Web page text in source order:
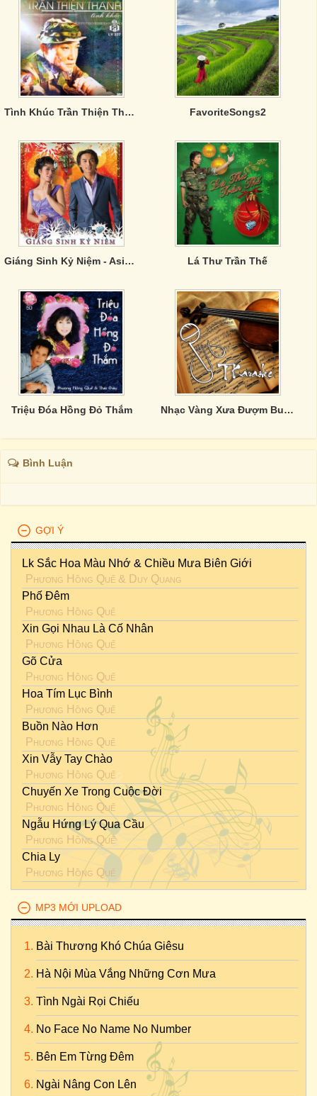
Tình Khúc Trần Thiện Thanh - CD3 FavoriteSongs2
Giáng Sinh Kỷ Niệm - Asia CD 325 Lá Thư Trần Thế
Triệu Đóa Hồng Đỏ Thắm Nhạc Vàng Xưa Đượm Buồn
Bình Luận
GỢI Ý
Lk Sắc Hoa Màu Nhớ & Chiều Mưa Biên Giới
Phương Hồng Quế & Duy Quang
Phố Đêm
Phương Hồng Quế
Xin Gọi Nhau Là Cố Nhân
Phương Hồng Quế
Gõ Cửa
Phương Hồng Quế
Hoa Tím Lục Bình
Phương Hồng Quế
Buồn Nào Hơn
Phương Hồng Quế
Xin Vẫy Tay Chào
Phương Hồng Quế
Chuyến Xe Trong Cuộc Đời
Phương Hồng Quế
Ngẫu Hứng Lý Qua Cầu
Phương Hồng Quế
Chia Ly
Phương Hồng Quế
MP3 MỚI UPLOAD
Bài Thương Khó Chúa Giêsu
Hà Nội Mùa Vắng Những Cơn Mưa
Tình Ngài Rọi Chiếu
No Face No Name No Number
Bên Em Từng Đêm
Ngài Nâng Con Lên